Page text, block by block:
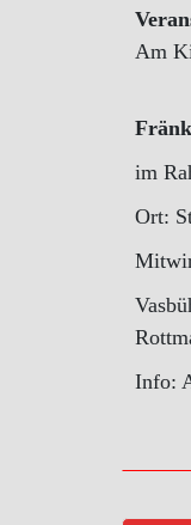
Am
im
Ort:
Info: